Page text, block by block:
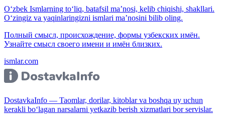
O‘zbek Ismlarning to‘liq, batafsil ma’nosi, kelib chiqishi, shakllari.
O‘zingiz va yaqinlaringizni ismlari ma’nosini bilib oling.
Полный смысл, происхождение, формы узбекских имён.
Узнайте смысл своего имени и имён близких.
ismlar.com
DostavkaInfo — Taomlar, dorilar, kitoblar va boshqa uy uchun
kerakli bo‘lagan narsalarni yetkazib berish xizmatlari bor servislar.